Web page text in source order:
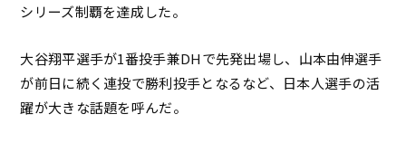
シリーズ制覇を達成した。
大谷翔平選手が1番投手兼DHで先発出場し、山本由伸選手
が前日に続く連投で勝利投手となるなど、日本人選手の活
躍が大きな話題を呼んだ。